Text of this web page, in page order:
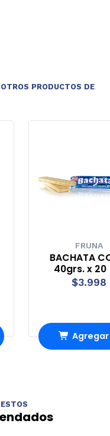
PRODUCTOS DE
COCO
x 20 (8)
Agregar al